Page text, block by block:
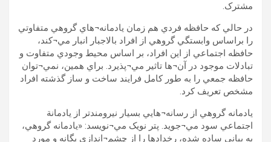
مشترک.
در حالي که حافظه فردي هم زمان يادمانه¬هاي گروهي متفاوتي
را براساس وابستگي گروهي از افراد بالاجبار انبار مي¬کند،
حافظه اجتماعي از اين افراد، بر اساس محيط وجودي متفاوت و
تبادلات موجود در آن¬ها تاثير مي¬پذيرد. براي همين، نمي¬توان
حافظه جمعي را به طور کامل فرايند ساخت و ساز گذشته افراد
مشخص تعريف کرد.
يادمانه گروهي از رسانه¬هايي بسيار نيرومندتر از يادمانة
اجتماعي سود مي¬جويد. پتر نويک مي¬نويسد: «يادمانه گروهي،
به بياني ساده شده، رخدادها را از چشم¬اندازي يگانه و مورد